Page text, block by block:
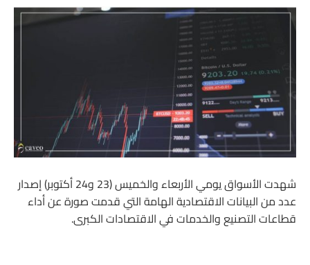
شهدت الأسواق يومي الأربعاء والخميس (23 و24 أكتوبر) إصدار
عدد من البيانات الاقتصادية الهامة التي قدمت صورة عن أداء
قطاعات التصنيع والخدمات في الاقتصادات الكبرى.